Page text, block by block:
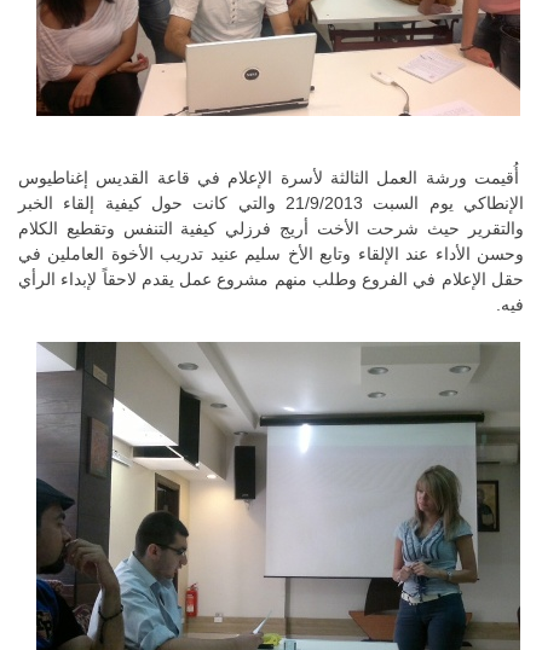
أُقيمت ورشة العمل الثالثة لأسرة الإعلام في قاعة القديس إغناطيوس
الإنطاكي يوم السبت 21/9/2013 والتي كانت حول كيفية إلقاء الخبر
والتقرير حيث شرحت الأخت أريج فرزلي كيفية التنفس وتقطيع الكلام
وحسن الأداء عند الإلقاء وتابع الأخ سليم عنيد تدريب الأخوة العاملين في
حقل الإعلام في الفروع وطلب منهم مشروع عمل يقدم لاحقاً لإبداء الرأي
فيه.